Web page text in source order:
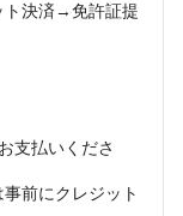
決済→免許証提
支払いくださ
前にクレジット